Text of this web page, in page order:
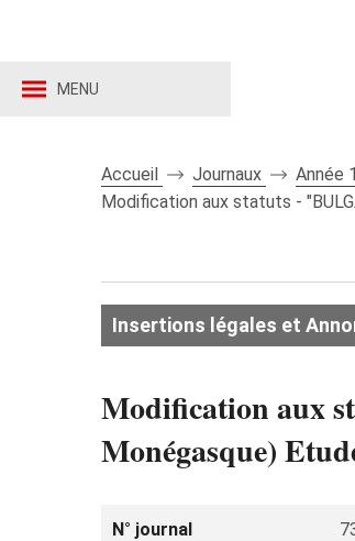
MENU
Accueil Journaux Année
Modification aux statuts -
Insertions légales et
Modification aux
Monégasque)
N° journal